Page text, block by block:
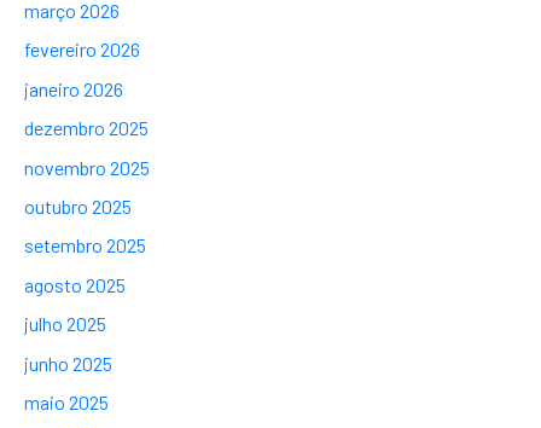
março 2026
fevereiro 2026
janeiro 2026
dezembro 2025
novembro 2025
outubro 2025
setembro 2025
agosto 2025
julho 2025
junho 2025
maio 2025